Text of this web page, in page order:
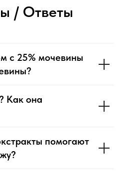
/ Ответы
с 25% мочевины
Как она
помогают